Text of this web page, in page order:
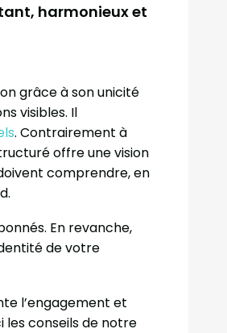
harmonieux et
grâce à son unicité
visibles. Il
. Contrairement à
offre une vision
comprendre, en
En revanche,
de votre
l’engagement et
les conseils de notre